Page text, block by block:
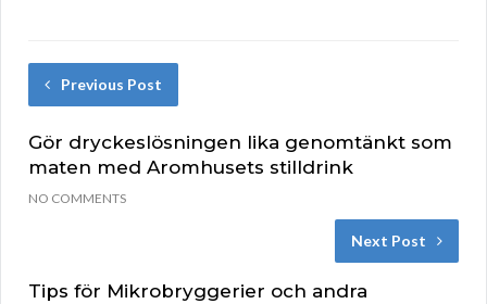
Previous Post
Gör dryckeslösningen lika genomtänkt som
maten med Aromhusets stilldrink
NO COMMENTS
Next Post
Tips för Mikrobryggerier och andra